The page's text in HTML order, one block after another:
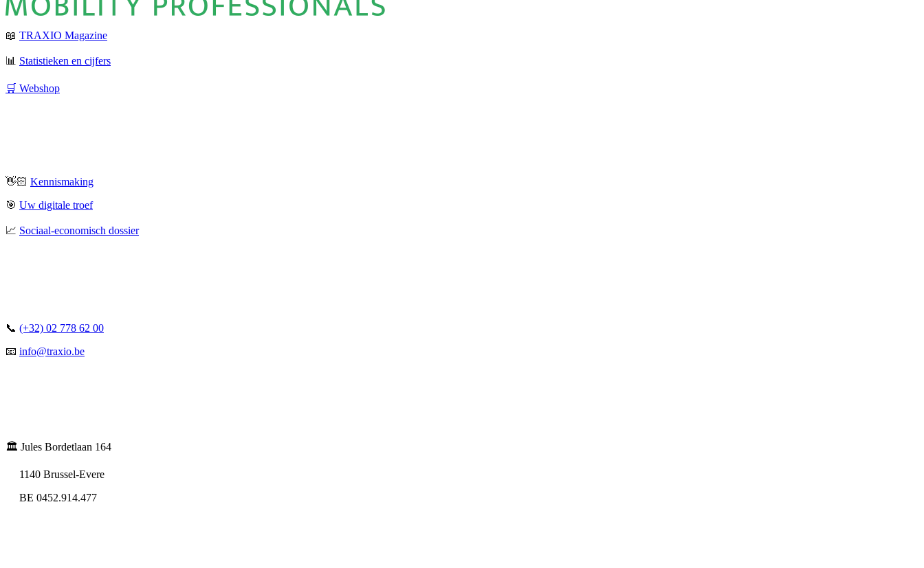
📖 TRAXIO Magazine
📊 Statistieken en cijfers
🛒 Webshop
👋🏻 Kennismaking
🎯 Uw digitale troef
📈 Sociaal-economisch dossier
📞 (+32) 02 778 62 00
📧 info@traxio.be
🏛️ Jules Bordetlaan 164
1140 Brussel-Evere
BE 0452.914.477